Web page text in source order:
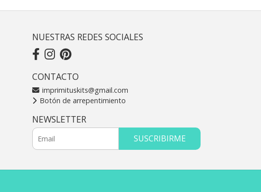
NUESTRAS REDES SOCIALES
CONTACTO
imprimituskits@gmail.com
Botón de arrepentimiento
NEWSLETTER
SUSCRIBIRME